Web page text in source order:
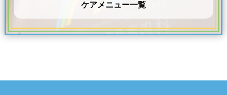
ケアメニュー一覧